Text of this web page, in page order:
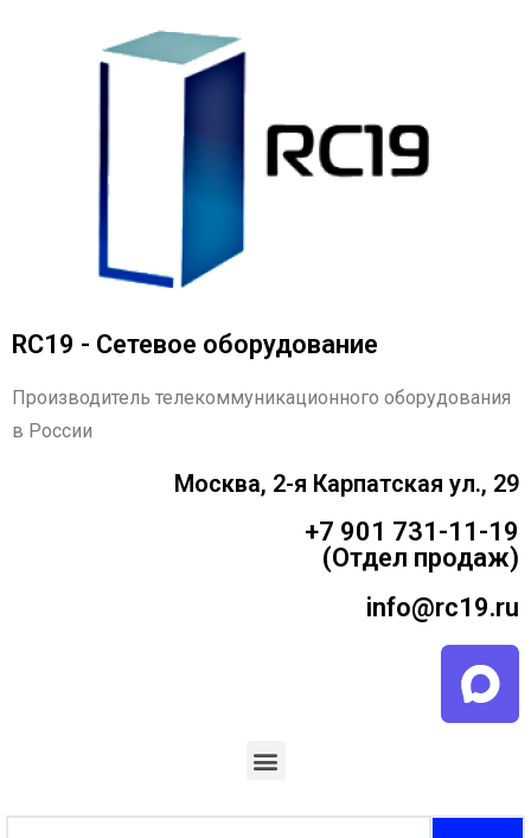
RC19 - Сетевое оборудование
Производитель телекоммуникационного оборудования
в России
Москва, 2-я Карпатская ул., 29
+7 901 731-11-19
(Отдел продаж)
info@rc19.ru